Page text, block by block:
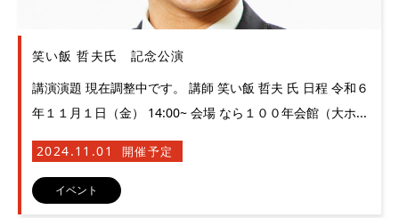
笑い飯 哲夫氏 記念公演
講演演題 現在調整中です。 講師 笑い飯 哲夫 氏 日程 令和６
年１１月１日（金） 14:00~ 会場 なら１００年会館（大ホ...
2024.11.01 開催予定
イベント